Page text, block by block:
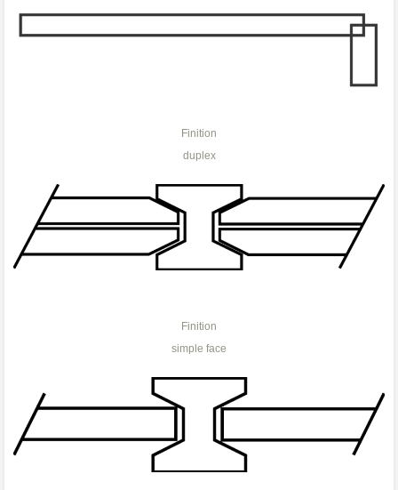
Finition
duplex
Finition
simple face